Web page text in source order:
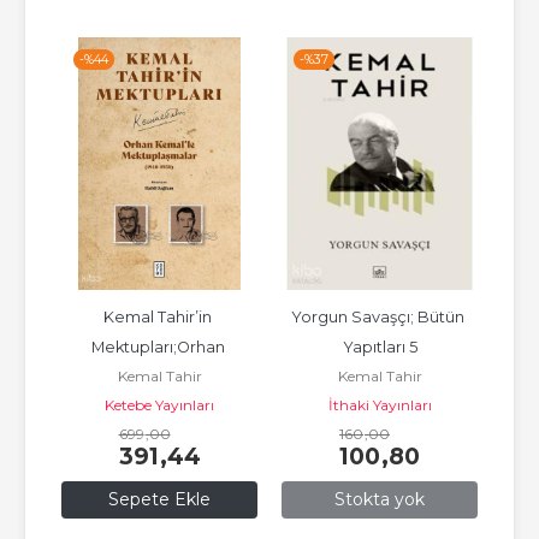
-%44
Sepete Ekle
Kemal Tahir’in
Mektupları;Orhan
Kemal’le Mektuplaşmalar
(1940-1950)
Kemal Tahir
Ketebe Yayınları
699,00
391,44
-%37
Stokta yok
Yorgun Savaşçı; Bütün
Yapıtları 5
Kemal Tahir
İthaki Yayınları
160,00
100,80